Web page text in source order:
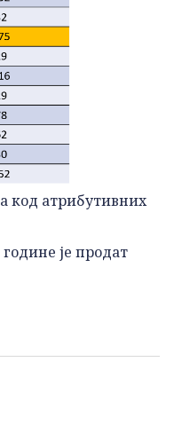
код атрибутивних
је продат